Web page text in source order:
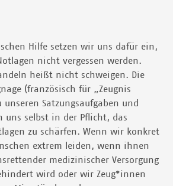
Hilfe setzen wir uns dafür ein,
nicht vergessen werden.
heißt nicht schweigen. Die
(französisch für „Zeugnis
unseren Satzungsaufgaben und
uns selbst in der Pflicht, das
zu schärfen. Wenn wir konkret
extrem leiden, wenn ihnen
medizinischer Versorgung
wird oder wir Zeug*innen